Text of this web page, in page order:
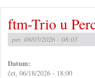
ftm-Trio u
pet, 08/05/2026 - 08:03
Datum:
čet, 06/18/2026 - 18:00